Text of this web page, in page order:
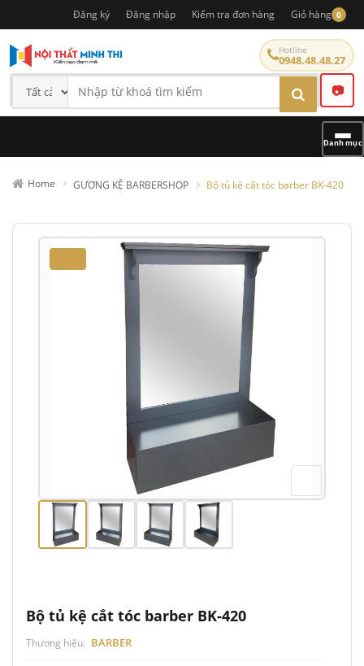
Đăng ký Đăng nhập Kiểm tra đơn hàng Giỏ hàng 0
📷
Hotline
0948.48.48.27
Danh mục
Home GƯƠNG KỆ BARBERSHOP Bộ tủ kệ cắt tóc barber BK-420
Bộ tủ kệ cắt tóc barber BK-420
Thương hiệu: BARBER